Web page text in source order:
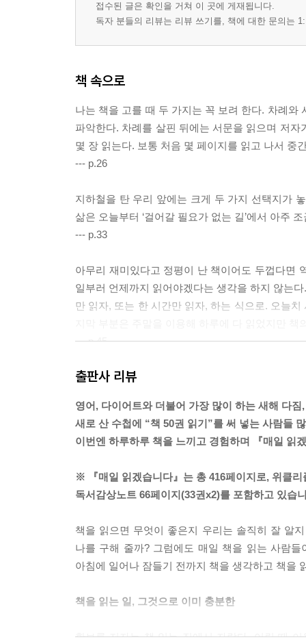
접수된 글은 확인을 거쳐 이 곳에 게재됩니다.
독자 분들의 리뷰는 리뷰 쓰기를, 책에 대한 문의는
책 속으로
나는 책을 고를 때 두 가지는 꼭 보려 한다. 차례와
파악한다. 차례를 살핀 뒤에는 서문을 읽으며 저
몇 장 읽는다. 보통 처음 몇 페이지를 읽고 나서 중
--- p.26
지하철을 탄 우리 앞에는 크게 두 가지 선택지가
삶은 오늘부터 ‘걸어갈 필요가 없는 길’에서 아주
--- p.33
아무리 재미있다고 정평이 난 책이어도 두껍다면
일부러 언제까지 읽어야겠다는 생각을 하지 않는
만 읽자, 또는 한 시간만 읽자, 하는 식으로. 오늘
--- p.45
오늘만은 내 마음대로 세상 사람들을 가방 속 은
늘 나와 함께해 줄 책을 고르기 위해서.
--- p.57
에 매번 압도당했다. 그럼에도 본문에 집중할라
신의 아드송의 수기』라느니 『베네딕트 수도회
아 봐.” 그 뒤로는 읽지 않으려야 않을 수 없을 거라
--- p.114
가 살인죄 누명을 쓰고 재판정에 선 모습을 본 네
출판사 리뷰
영어, 다이어트와 더불어 가장 많이 하는 새해 다짐
새로 산 수첩에 “책 50권 읽기”를 써 넣는 사람들
이번엔 하루하루 책을 느끼고 경험하며 『매일 읽
※ 『매일 읽겠습니다』는 총 416페이지로, 위클
독서감상노트 66페이지(33권x2)를 포함하고 있습
책을 읽으면 무엇이 좋은지 우리는 솔직히 잘 알
나를 구해 줄까? 그럼에도 매일 책을 읽는 사람
아침에 일어나 잠들기 전까지 책을 생각하고 책을
책을 읽는 일, 그것으로 이미 충분한
황보름 저자는 책 읽는 집에서 자랐다. 어릴 때 이